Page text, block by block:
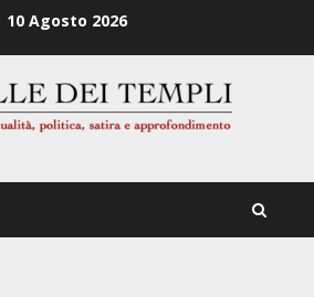
10 Agosto 2026